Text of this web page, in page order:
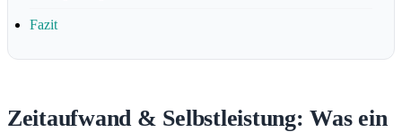
Fazit
Zeitaufwand & Selbstleistung: Was ein